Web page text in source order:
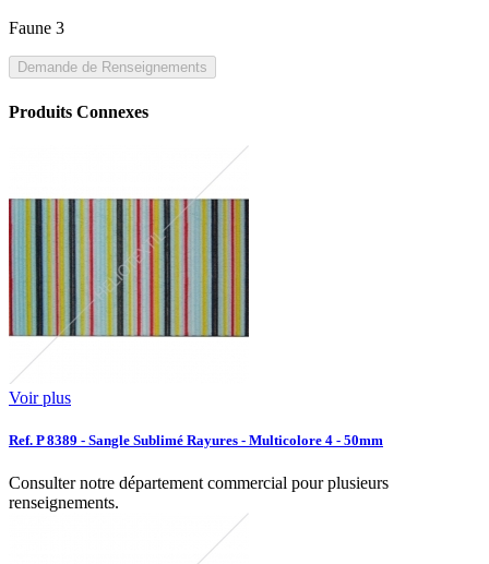
Faune 3
Demande de Renseignements
Produits Connexes
Voir plus
Ref. P 8389 - Sangle Sublimé Rayures - Multicolore 4 - 50mm
Consulter notre département commercial pour plusieurs
renseignements.